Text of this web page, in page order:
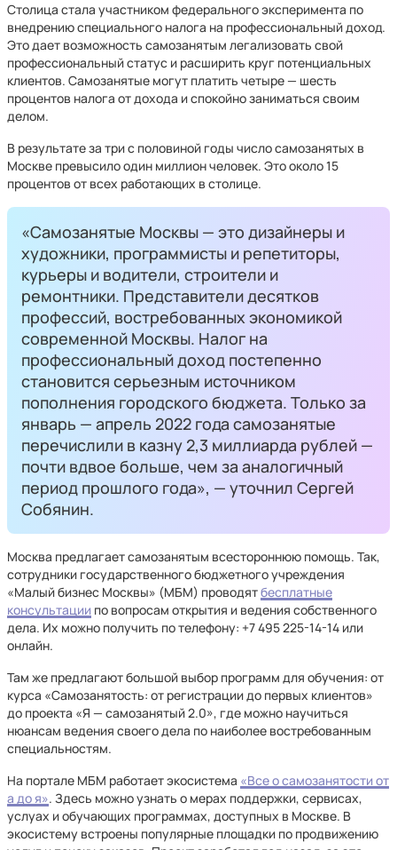
Столица стала участником федерального эксперимента по
внедрению специального налога на профессиональный доход.
Это дает возможность самозанятым легализовать свой
профессиональный статус и расширить круг потенциальных
клиентов. Самозанятые могут платить четыре — шесть
процентов налога от дохода и спокойно заниматься своим
делом.
В результате за три с половиной годы число самозанятых в
Москве превысило один миллион человек. Это около 15
процентов от всех работающих в столице.
«Самозанятые Москвы — это дизайнеры и
художники, программисты и репетиторы,
курьеры и водители, строители и
ремонтники. Представители десятков
профессий, востребованных экономикой
современной Москвы. Налог на
профессиональный доход постепенно
становится серьезным источником
пополнения городского бюджета. Только за
январь — апрель 2022 года самозанятые
перечислили в казну 2,3 миллиарда рублей —
почти вдвое больше, чем за аналогичный
период прошлого года», — уточнил Сергей
Собянин.
Москва предлагает самозанятым всестороннюю помощь. Так,
сотрудники государственного бюджетного учреждения
«Малый бизнес Москвы» (МБМ) проводятбесплатные
консультации по вопросам открытия и ведения собственного
дела. Их можно получить по телефону: +7 495 225-14-14 или
онлайн.
Там же предлагают большой выбор программ для обучения: от
курса «Самозанятость: от регистрации до первых клиентов»
до проекта «Я — самозанятый 2.0», где можно научиться
нюансам ведения своего дела по наиболее востребованным
специальностям.
На портале МБМ работает экосистема «Все о самозанятости от
а до я». Здесь можно узнать о мерах поддержки, сервисах,
услуах и обучающих программах, доступных в Москве. В
экосистему встроены популярные площадки по продвижению